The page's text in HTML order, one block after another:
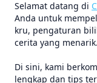
Selamat datang di
Anda untuk
kru, pengaturan
cerita yang menarik.
Di sini, kami
lengkap dan tips